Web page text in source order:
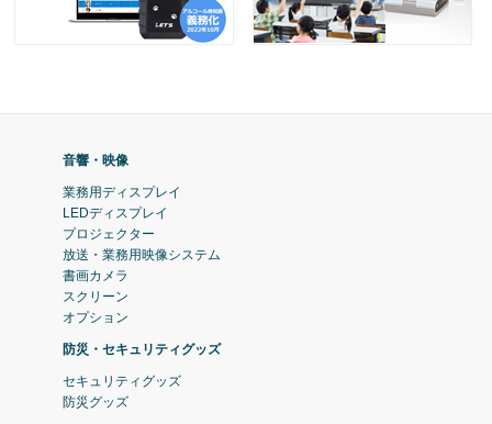
音響・映像
業務用ディスプレイ
LEDディスプレイ
プロジェクター
放送・業務用映像システム
書画カメラ
スクリーン
オプション
防災・セキュリティグッズ
セキュリティグッズ
防災グッズ